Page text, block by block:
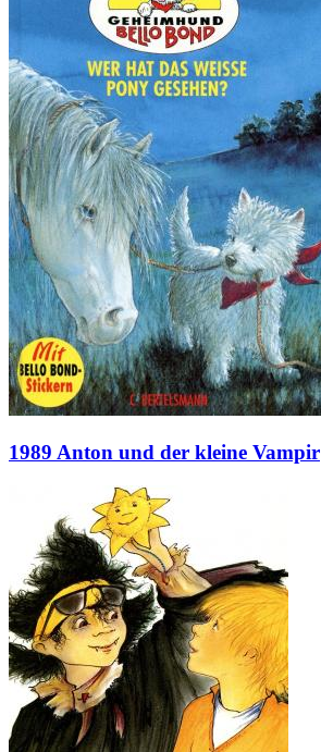
1989 Anton und der kleine Vampir